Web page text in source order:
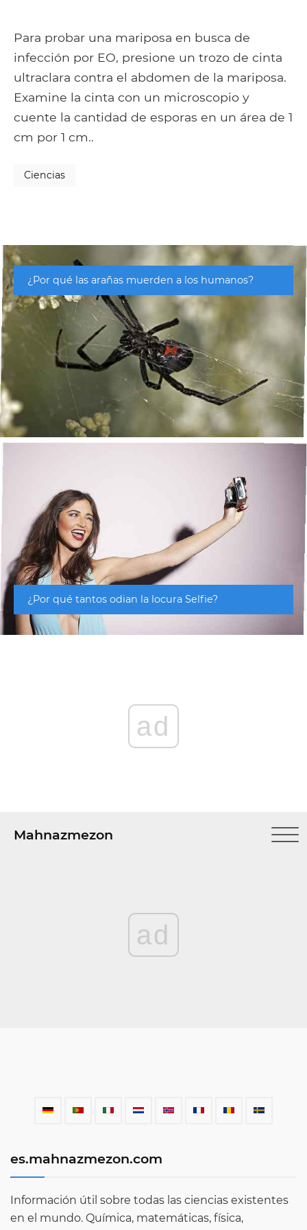
Para probar una mariposa en busca de
infección por EO, ​​presione un trozo de cinta
ultraclara contra el abdomen de la mariposa.
Examine la cinta con un microscopio y
cuente la cantidad de esporas en un área de 1
cm por 1 cm..
Ciencias
¿Por qué las arañas muerden a los humanos?
¿Por qué tantos odian la locura Selfie?
ad
Mahnazmezon
ad
es.mahnazmezon.com
Información útil sobre todas las ciencias existentes
en el mundo. Química, matemáticas, física,